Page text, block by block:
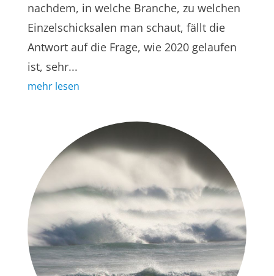
nachdem, in welche Branche, zu welchen
Einzelschicksalen man schaut, fällt die
Antwort auf die Frage, wie 2020 gelaufen
ist, sehr...
mehr lesen